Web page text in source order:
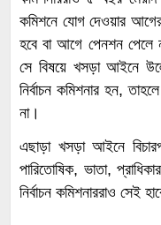
কমিশনে যোগ দেওয়ার
হবে বা আগে পেনশন পেলে
সে বিষয়ে খসড়া আইনে
নির্বাচন কমিশনার হন,
না।
এছাড়া খসড়া আইনে
পারিতোষিক, ভাতা,
নির্বাচন কমিশনাররাও সেই